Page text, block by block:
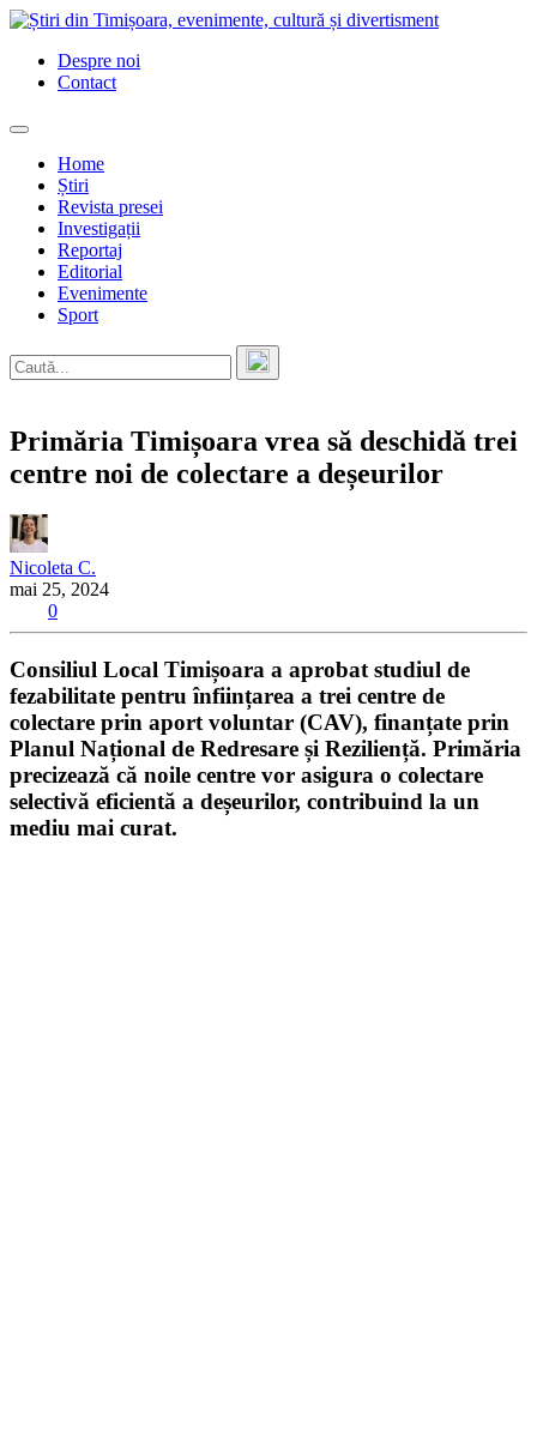
Skip
contentDespre noi
Contact
Home
Știri
Revista presei
Investigații
Reportaj
Editorial
Evenimente
Sport
Primăria Timișoara vrea să deschidă trei
centre noi de colectare a deșeurilor
Nicoleta C.
mai 25, 2024
0
Consiliul Local Timișoara a aprobat studiul de
fezabilitate pentru înființarea a trei centre de
colectare prin aport voluntar (CAV), finanțate prin
Planul Național de Redresare și Reziliență. Primăria
precizează că noile centre vor asigura o colectare
selectivă eficientă a deșeurilor, contribuind la un
mediu mai curat.